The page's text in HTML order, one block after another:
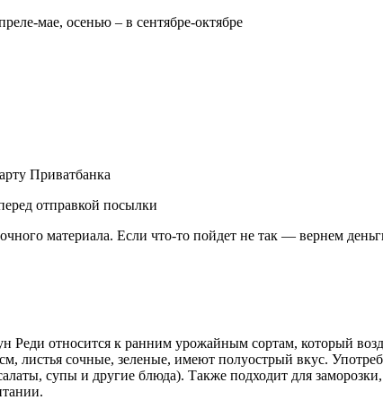
мае, осенью – в сентябре-октябре
Приватбанка
отправкой посылки
материала. Если что-то пойдет не так — вернем
Реди относится к ранним урожайным сортам, который
листья сочные, зеленые, имеют полуострый вкус.
супы и другие блюда). Также подходит для